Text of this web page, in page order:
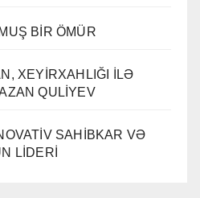
BİR ÖMÜR
XEYİRXAHLIĞI İLƏ
QULİYEV
SAHİBKAR VƏ
LİDERİ